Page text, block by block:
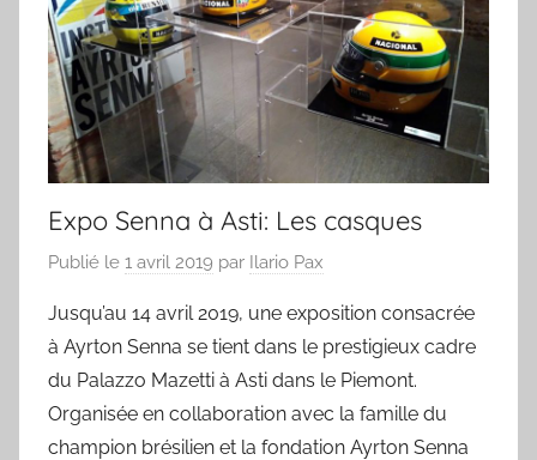
Expo Senna à Asti: Les casques
Publié le 1 avril 2019 par Ilario Pax
Jusqu’au 14 avril 2019, une exposition consacrée
à Ayrton Senna se tient dans le prestigieux cadre
du Palazzo Mazetti à Asti dans le Piemont.
Organisée en collaboration avec la famille du
champion brésilien et la fondation Ayrton Senna